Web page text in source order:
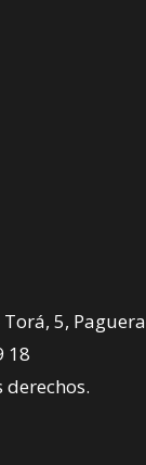
5, Paguera
18
derechos.